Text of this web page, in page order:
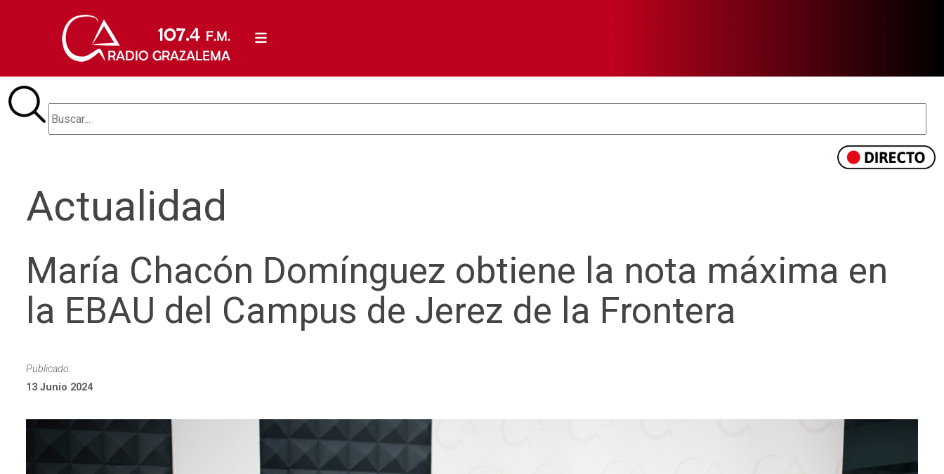
Actualidad
María Chacón Domínguez obtiene la nota máxima en
la EBAU del Campus de Jerez de la Frontera
Publicado:
13 Junio 2024